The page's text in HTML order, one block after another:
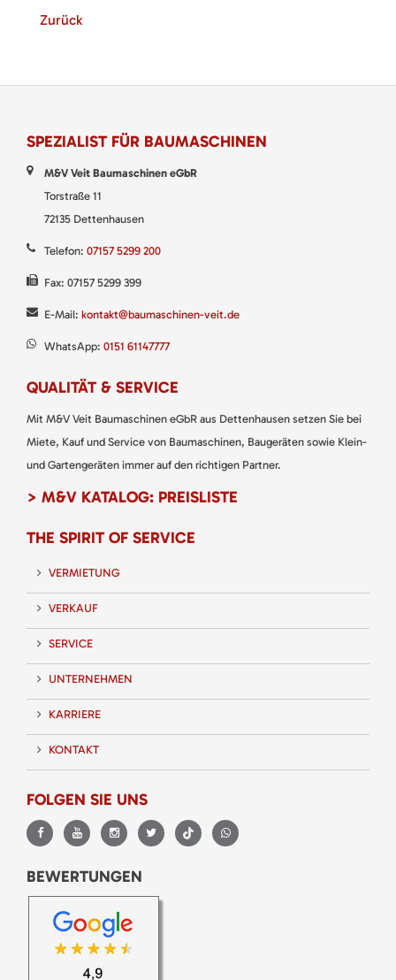
Zurück
SPEZIALIST FÜR BAUMASCHINEN
M&V Veit Baumaschinen eGbR
Torstraße 11
72135 Dettenhausen
Telefon: 07157 5299 200
Fax: 07157 5299 399
E-Mail: kontakt@baumaschinen-veit.de
WhatsApp: 0151 61147777
QUALITÄT & SERVICE
Mit M&V Veit Baumaschinen eGbR aus Dettenhausen setzen Sie bei
Miete, Kauf und Service von Baumaschinen, Baugeräten sowie Klein-
und Gartengeräten immer auf den richtigen Partner.
> M&V KATALOG: PREISLISTE
THE SPIRIT OF SERVICE
VERMIETUNG
VERKAUF
SERVICE
UNTERNEHMEN
KARRIERE
KONTAKT
FOLGEN SIE UNS
BEWERTUNGEN